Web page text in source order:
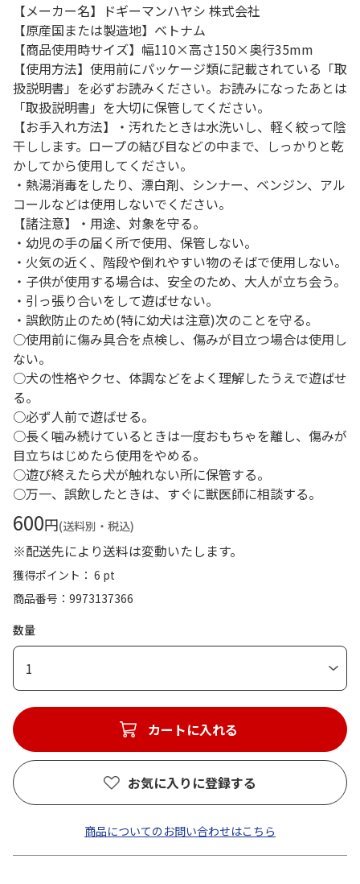
【メーカー名】ドギーマンハヤシ 株式会社
【原産国または製造地】ベトナム
【商品使用時サイズ】幅110×高さ150×奥行35mm
【使用方法】使用前にパッケージ類に記載されている「取
扱説明書」を必ずお読みください。お読みになったあとは
「取扱説明書」を大切に保管してください。
【お手入れ方法】・汚れたときは水洗いし、軽く絞って陰
干しします。ロープの結び目などの中まで、しっかりと乾
かしてから使用してください。
・熱湯消毒をしたり、漂白剤、シンナー、ベンジン、アル
コールなどは使用しないでください。
【諸注意】・用途、対象を守る。
・幼児の手の届く所で使用、保管しない。
・火気の近く、階段や倒れやすい物のそばで使用しない。
・子供が使用する場合は、安全のため、大人が立ち会う。
・引っ張り合いをして遊ばせない。
・誤飲防止のため(特に幼犬は注意)次のことを守る。
○使用前に傷み具合を点検し、傷みが目立つ場合は使用し
ない。
○犬の性格やクセ、体調などをよく理解したうえで遊ばせ
る。
○必ず人前で遊ばせる。
○長く噛み続けているときは一度おもちゃを離し、傷みが
目立ちはじめたら使用をやめる。
○遊び終えたら犬が触れない所に保管する。
○万一、誤飲したときは、すぐに獣医師に相談する。
600円(送料別・税込)
※配送先により送料は変動いたします。
獲得ポイント： 6 pt
商品番号
9973137366
数量
1
カートに入れる
お気に入りに登録する
商品についてのお問い合わせはこちら